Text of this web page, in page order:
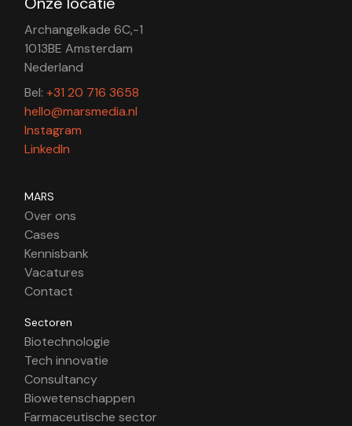
Archangelkade 6C,-1
1013BE Amsterdam
Nederland
Bel:+31 20 716 3658
hello@marsmedia.nl
Instagram
LinkedIn
MARS
Over ons
Cases
Kennisbank
Vacatures
Contact
Sectoren
Biotechnologie
Tech innovatie
Consultancy
Biowetenschappen
Farmaceutische sector